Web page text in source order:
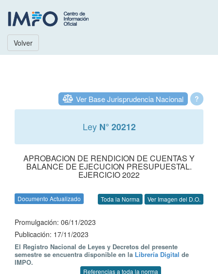
Volver
?
Ver Base Jurisprudencia Nacional
Ley N° 20212
APROBACION DE RENDICION DE CUENTAS Y
BALANCE DE EJECUCION PRESUPUESTAL.
EJERCICIO 2022
Documento Actualizado Toda la Norma Ver Imagen del D.O.
Promulgación: 06/11/2023
Publicación: 17/11/2023
El Registro Nacional de Leyes y Decretos del presente
semestre se encuentra disponible en la Librería Digital de
IMPO.
Referencias a toda la norma